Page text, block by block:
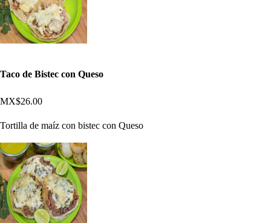
Taco de Bistec con Queso
MX$26.00
Tortilla de maíz con bistec con Queso